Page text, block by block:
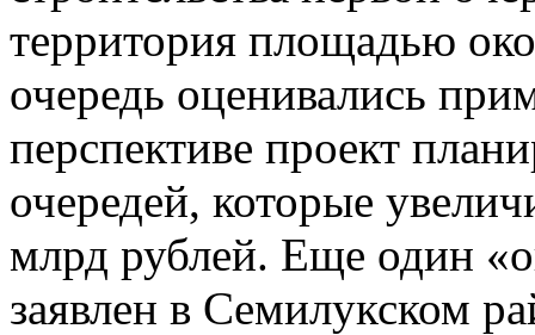
территория площадью
очередь оценивались
перспективе проект
очередей, которые
млрд рублей. Еще один
заявлен в Семилукском